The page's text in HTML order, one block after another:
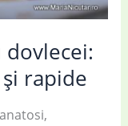
dovlecei:
rapide